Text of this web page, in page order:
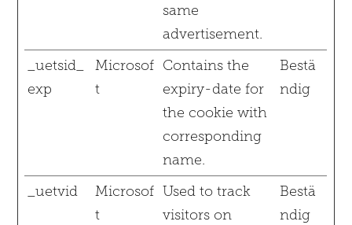
same
advertisement.
_uetsid_
exp
Microsof
t
Contains the
expiry-date for
the cookie with
corresponding
name.
Bestä
ndig
_uetvid
Microsof
t
Used to track
visitors on
Bestä
ndig